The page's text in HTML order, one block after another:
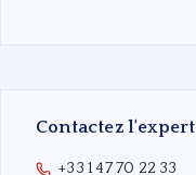
Contactez l'expert
+33 1 47 70 22 33